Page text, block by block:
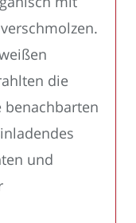
die
und